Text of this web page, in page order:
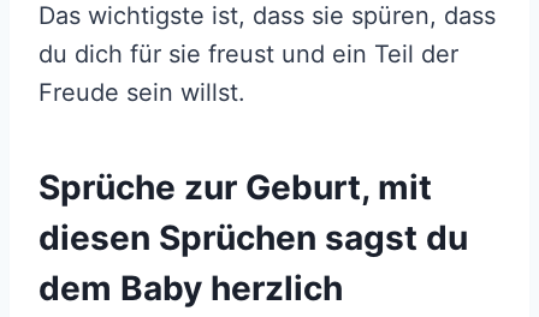
Das wichtigste ist, dass sie spüren, dass
du dich für sie freust und ein Teil der
Freude sein willst.
Sprüche zur Geburt, mit
diesen Sprüchen sagst du
dem Baby herzlich